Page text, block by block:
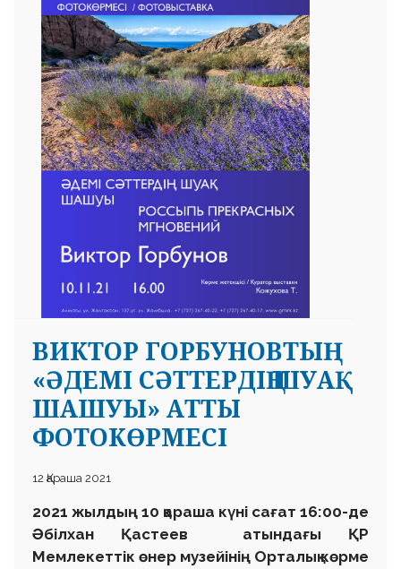
ВИКТОР ГОРБУНОВТЫҢ
«ӘДЕМІ СӘТТЕРДІҢ ШУАҚ
ШАШУЫ» АТТЫ
ФОТОКӨРМЕСІ
12 Қараша 2021
2021 жылдың 10 қараша күні сағат 16:00-де
Әбілхан Қастеев атындағы ҚР
Мемлекеттік өнер музейінің Орталық көрме